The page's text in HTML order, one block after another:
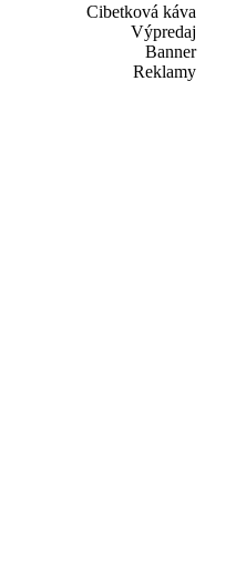
Cibetková káva
Výpredaj
Banner
Reklamy